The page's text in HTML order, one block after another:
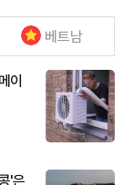
베트남
이
'은